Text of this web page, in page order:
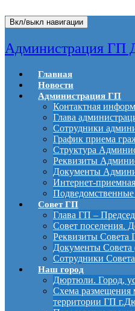
Вкл/выкл навигации
Администрация ГП
Главная
Новости
Администрация ГП
Контактная
Глава
Сотрудники
График приема
Структура
Реквизиты
Документы
Интернет-приемная
Подведомственные
Совет ГП
Глава ГП –
Совет поселения.
Реквизиты Совета
Документы Совета
Сотрудники Совета
Наш город
Дюртюли. Город,
Схема размещения
территории ГП